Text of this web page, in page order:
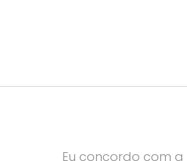
Eu concordo com a